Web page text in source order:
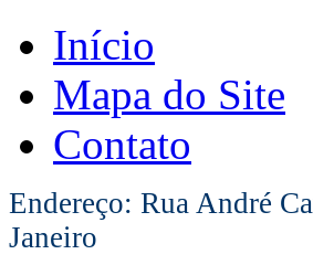
Início
Mapa do Site
Contato
Endereço: Rua André
Janeiro